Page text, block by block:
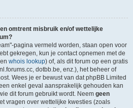
omtrent misbruik en/of wettelijke
pagina vermeld worden, staan open voor
gekregen, kun je contact opnemen met de
whois lookup) of, als dit forum op een gratis
dotbb.be, enz.), het beheer of
Wees je er bewust van dat phpBB Limited
enkel geval aansprakelijk gehouden kan
dit forum gebruikt wordt. Neem geen
vragen over wettelijke kwesties (zoals